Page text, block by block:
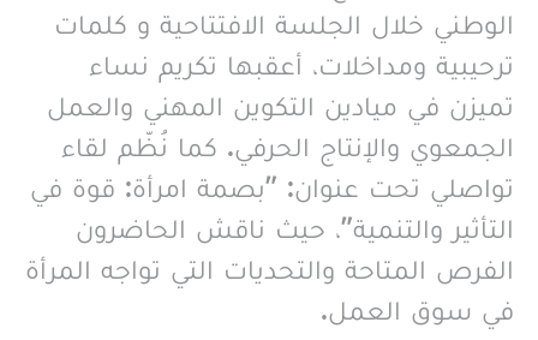
الوطني خلال الجلسة الافتتاحية و كلمات
ترحيبية ومداخلات، أعقبها تكريم نساء
تميزن في ميادين التكوين المهني والعمل
الجمعوي والإنتاج الحرفي. كما نُظّم لقاء
تواصلي تحت عنوان: "بصمة امرأة: قوة في
التأثير والتنمية"، حيث ناقش الحاضرون
الفرص المتاحة والتحديات التي تواجه المرأة
في سوق العمل.